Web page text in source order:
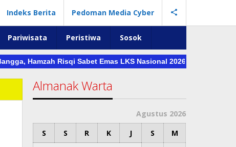
Indeks Berita Pedoman Media Cyber
Pariwisata Peristiwa Sosok
Hamzah Risqi Sabet Emas LKS Nasional 2026 Hingga
Almanak Warta
Agustus 2026
S
S R K J S
M